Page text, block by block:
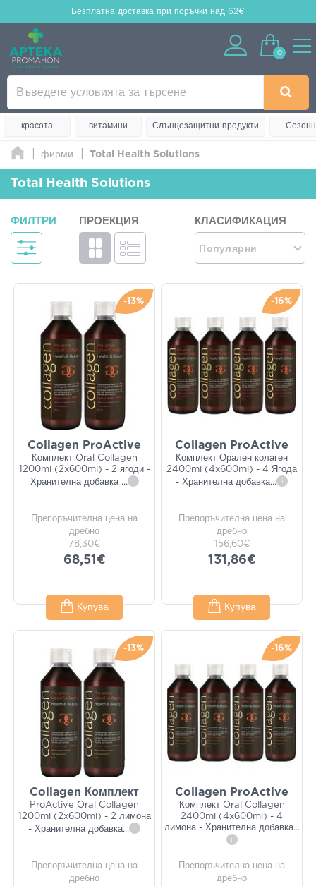
Безплатна доставка при поръчки над 62€
0
красота витамини Слънцезащитни продукти
фирми Total Health Solutions
Total Health Solutions
ФИЛТРИ ПРОЕКЦИЯ КЛАСИФИКАЦИЯ
Популярни
-13%
Collagen ProActive
Комплект Oral Collagen
1200ml (2x600ml) - 2 ягоди -
Хранителна добавка ... i
Препоръчителна цена на
дребно
78,30€
68,51€
Купува
-16%
Collagen ProActive
Комплект Орален колаген
2400ml (4x600ml) - 4 Ягода
- Хранителна добавка... i
Препоръчителна цена на
дребно
156,60€
131,86€
Купува
-13%
Collagen Комплект
ProActive Oral Collagen
1200ml (2x600ml) - 2 лимона
- Хранителна добавка... i
Препоръчителна цена на
дребно
-16%
Collagen ProActive
Комплект Oral Collagen
2400ml (4x600ml) - 4
лимона - Хранителна добавка...
i
Препоръчителна цена на
дребно